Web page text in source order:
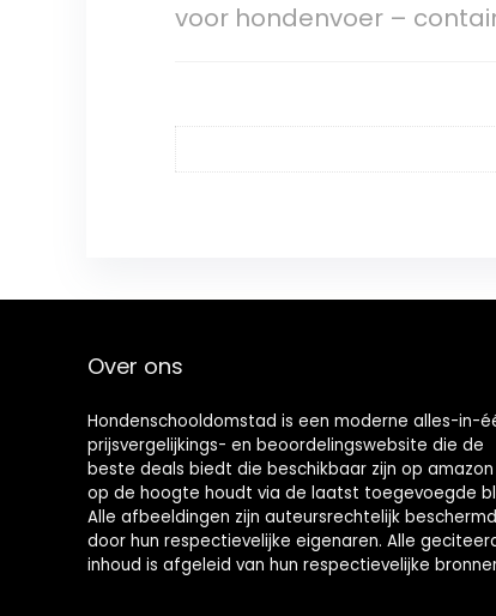
voor hondenvoer –
Over ons
Hondenschooldomstad is een moderne alles-in-
prijsvergelijkings- en beoordelingswebsite die de
beste deals biedt die beschikbaar zijn op amazon
op de hoogte houdt via de laatst toegevoegde
Alle afbeeldingen zijn auteursrechtelijk beschermd
door hun respectievelijke eigenaren. Alle
inhoud is afgeleid van hun respectievelijke